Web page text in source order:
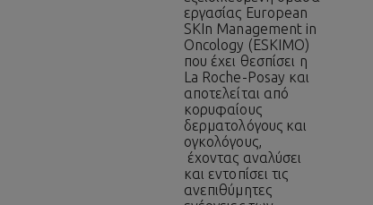
εργασίας European
SKIn Management in
Oncology (ESKIMO)
που έχει θεσπίσει η
La Roche-Posay και
αποτελείται από
κορυφαίους
δερματολόγους και
ογκολόγους,
έχοντας αναλύσει
και εντοπίσει τις
ανεπιθύμητες